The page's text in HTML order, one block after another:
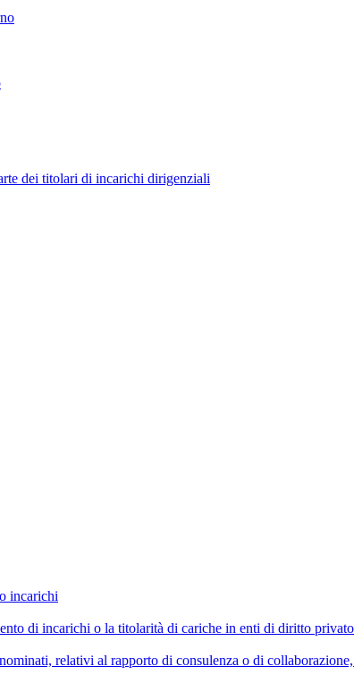
dei titolari di incarichi dirigenziali
incarichi
di incarichi o la titolarità di cariche in enti di diritto
relativi al rapporto di consulenza o di